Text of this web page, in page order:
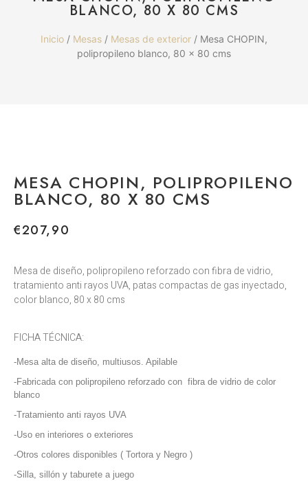
BLANCO, 80 X 80 CMS
Inicio / Mesas / Mesas de exterior / Mesa CHOPIN,
polipropileno blanco, 80 x 80 cms
MESA CHOPIN, POLIPROPILENO
BLANCO, 80 X 80 CMS
€207,90
Mesa de diseño, polipropileno reforzado con fibra de vidrio,
tratamiento anti rayos UVA, patas compactas de gas inyectado,
color blanco, 80 x 80 cms
FICHA TÉCNICA:
-Mesa alta de diseño, multiusos. Apilable
-Fabricada con polipropileno reforzado con fibra de vidrio de color
blanco
-Tratamiento anti rayos UVA
-Uso en interiores o exteriores
-Otros colores disponibles ( Tortora y Negro )
-Silla, sillón y taburete a juego